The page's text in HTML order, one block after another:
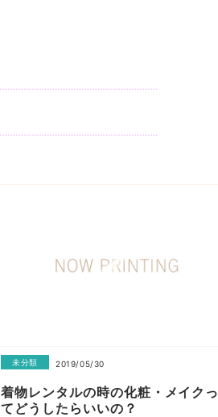
未分類 2019/05/30
着物レンタルの時の化粧・メイクっ
てどうしたらいいの？